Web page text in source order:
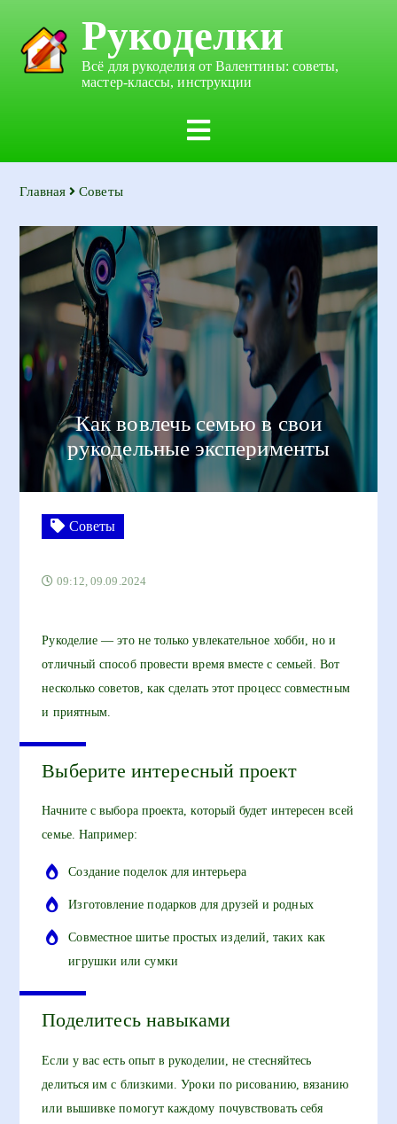
Рукоделки
Всё для рукоделия от Валентины: советы,
мастер-классы, инструкции
Главная Советы
Как вовлечь семью в свои
рукодельные эксперименты
Советы
09:12, 09.09.2024
Рукоделие — это не только увлекательное хобби, но и
отличный способ провести время вместе с семьей. Вот
несколько советов, как сделать этот процесс совместным
и приятным.
Выберите интересный проект
Начните с выбора проекта, который будет интересен всей
семье. Например:
Создание поделок для интерьера
Изготовление подарков для друзей и родных
Совместное шитье простых изделий, таких как
игрушки или сумки
Поделитесь навыками
Если у вас есть опыт в рукоделии, не стесняйтесь
делиться им с близкими. Уроки по рисованию, вязанию
или вышивке помогут каждому почувствовать себя